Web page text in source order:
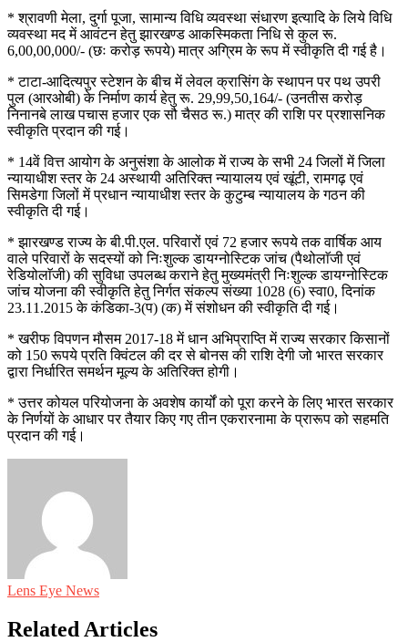
* श्रावणी मेला, दुर्गा पूजा, सामान्य विधि व्यवस्था संधारण इत्यादि के लिये विधि
व्यवस्था मद में आवंटन हेतु झारखण्ड आकस्मिकता निधि से कुल रू.
6,00,00,000/- (छः करोड़ रूपये) मात्र अग्रिम के रूप में स्वीकृति दी गई है।
* टाटा-आदित्यपुर स्टेशन के बीच में लेवल क्रासिंग के स्थापन पर पथ उपरी
पुल (आरओबी) के निर्माण कार्य हेतु रू. 29,99,50,164/- (उनतीस करोड़
निनानबे लाख पचास हजार एक सौ चैसठ रू.) मात्र की राशि पर प्रशासनिक
स्वीकृति प्रदान की गई।
* 14वें वित्त आयोग के अनुसंशा के आलोक में राज्य के सभी 24 जिलों में जिला
न्यायाधीश स्तर के 24 अस्थायी अतिरिक्त न्यायालय एवं खूंटी, रामगढ़ एवं
सिमडेगा जिलों में प्रधान न्यायाधीश स्तर के कुटुम्ब न्यायालय के गठन की
स्वीकृति दी गई।
* झारखण्ड राज्य के बी.पी.एल. परिवारों एवं 72 हजार रूपये तक वार्षिक आय
वाले परिवारों के सदस्यों को निःशुल्क डायग्नोस्टिक जांच (पैथोलाॅजी एवं
रेडियोलाॅजी) की सुविधा उपलब्ध कराने हेतु मुख्यमंत्री निःशुल्क डायग्नोस्टिक
जांच योजना की स्वीकृति हेतु निर्गत संकल्प संख्या 1028 (6) स्वा0, दिनांक
23.11.2015 के कंडिका-3(प) (क) में संशोधन की स्वीकृति दी गई।
* खरीफ विपणन मौसम 2017-18 में धान अभिप्राप्ति में राज्य सरकार किसानों
को 150 रूपये प्रति क्विंटल की दर से बोनस की राशि देगी जो भारत सरकार
द्वारा निर्धारित समर्थन मूल्य के अतिरिक्त होगी।
* उत्तर कोयल परियोजना के अवशेष कार्यों को पूरा करने के लिए भारत सरकार
के निर्णयों के आधार पर तैयार किए गए तीन एकरारनामा के प्रारूप को सहमति
प्रदान की गई।
Lens Eye News
Related Articles